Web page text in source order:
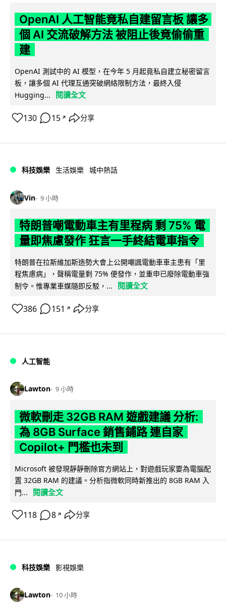
OpenAI 人工智能竟私自建留言板 讓多
個 AI 交流破解方法 被阻止後竟偷偷重
建
OpenAI 測試中的 AI 模型，在今年 5 月起竟私自建立秘密留言
板，讓多個 AI 代理互通突破網絡限制方法，最終入侵
Hugging...
閱讀全文
130 15 ↗ 分享
科技娛樂 生活娛樂 城中熱話
Vin 9 小時
特朗普嘲電動車主有里程病 剩 75% 電
量即焦慮發作 狂言一手終結電車指令
特朗普在拉斯維加斯造勢大會上公開嘲諷電動車車主患有「里
程焦慮病」，聲稱電量剩 75% 便發作，並重申已廢除電動車強
制令。惟專業車媒隨即反駁，...
閱讀全文
386 151 ↗ 分享
人工智能
Lawton 9 小時
微軟刪走 32GB RAM 遊戲建議 分析:
為 8GB Surface 銷售鋪路 連自家
Copilot+ 門檻也未到
Microsoft 被發現靜靜刪除官方網站上，對遊戲玩家要為電腦配
置 32GB RAM 的建議。分析指微軟同時新推出的 8GB RAM 入
門...
閱讀全文
118 8 ↗ 分享
科技娛樂 影視娛樂
Lawton 10 小時